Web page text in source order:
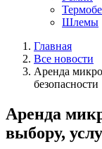
Шлемы
Главная
Все новости
Аренда
безопасности
Аренда
выбору,